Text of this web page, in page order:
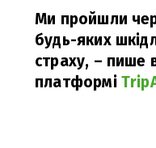
Ми пройшли
будь-яких
страху, – пише
платформі